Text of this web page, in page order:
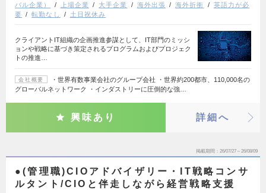
バル企業）
上場企業 大手企業 海外出張 海外折衝
英語力が必
要
転勤なし 土日祝休み
クライアントIT組織の企画推進参謀として、IT部門のミッシ
ョンや戦略に基づき策定されるプログラムおよびプロジェク
トの推進…
会社概要
・世界有数事業会社のグループ会社 ・世界約200都市、110,000名の
グローバルネットワーク ・インダストリーに圧倒的な強…
興味あり 詳細へ
掲載期間 26/07/27～26/08/09
●(管理職)CIOアドバイザリー・IT戦略コンサ
ルタント/CIOと伴走しながら経営戦略支援